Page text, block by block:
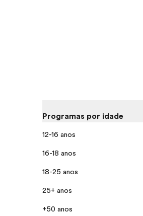
Programas por idade
12-16 anos
16-18 anos
18-25 anos
25+ anos
+50 anos